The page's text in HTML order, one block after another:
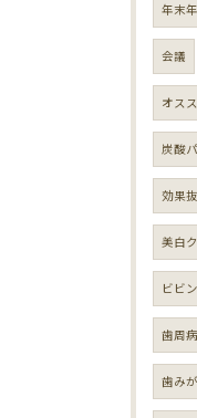
年末
会議
オス
炭酸
効果
美白
ビビ
歯周病
歯み